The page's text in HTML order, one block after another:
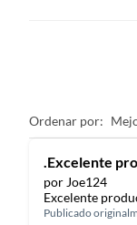
Ordenar por:
.Excelente
por Joe124
Excelente
Publicado